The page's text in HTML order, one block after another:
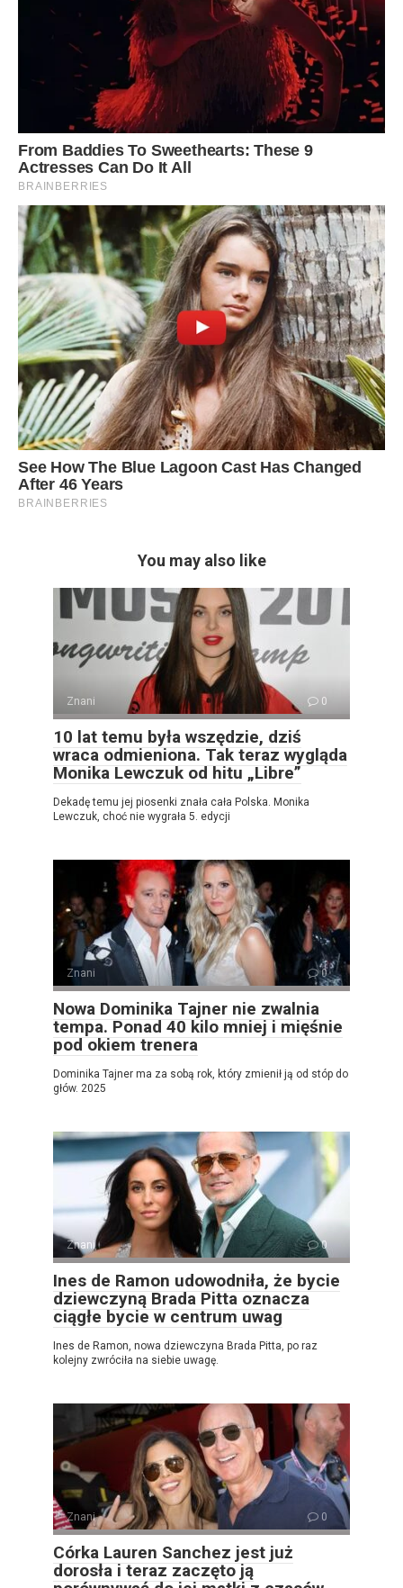
You may also like
Znani 0
10 lat temu była wszędzie, dziś
wraca odmieniona. Tak teraz wygląda
Monika Lewczuk od hitu „Libre”
Dekadę temu jej piosenki znała cała Polska. Monika
Lewczuk, choć nie wygrała 5. edycji
Znani 0
Nowa Dominika Tajner nie zwalnia
tempa. Ponad 40 kilo mniej i mięśnie
pod okiem trenera
Dominika Tajner ma za sobą rok, który zmienił ją od stóp do
głów. 2025
Znani 0
Ines de Ramon udowodniła, że ​​bycie
dziewczyną Brada Pitta oznacza
ciągłe bycie w centrum uwag
Ines de Ramon, nowa dziewczyna Brada Pitta, po raz
kolejny zwróciła na siebie uwagę.
Znani 0
Córka Lauren Sanchez jest już
dorosła i teraz zaczęto ją